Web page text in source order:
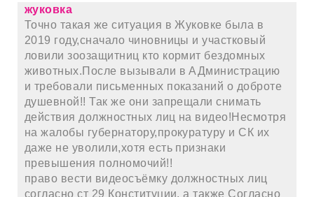
жуковка
Точно такая же ситуация в Жуковке была в
2019 году,сначало чиновницы и участковый
ловили зоозащитниц кто кормит бездомных
животных.После вызывали в АДминистрацию
и требовали письменных показаний о доброте
душевной!! Так же они запрещали снимать
действия должностных лиц на видео!Несмотря
на жалобы губернатору,прокуратуру и СК их
даже не уволили,хотя есть признаки
превышения полномочий!!
право вести видеосъёмку должностных лиц
согласно ст 29 Конституции, а также Согласно